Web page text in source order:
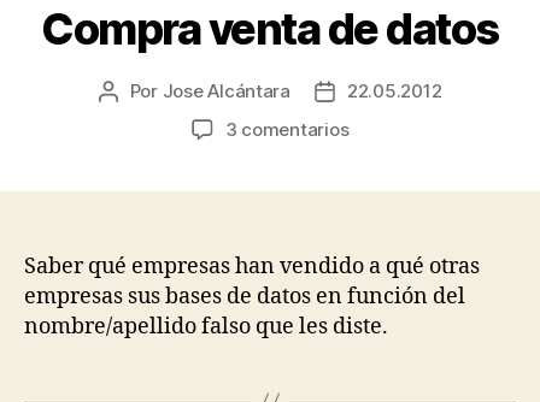
Compra venta de datos
Autor
Por Jose Alcántara
Fecha
de
22.05.2012
3 comentariosen
Saber qué empresas han vendido a qué otras
empresas sus bases de datos en función del
nombre/apellido falso que les diste.